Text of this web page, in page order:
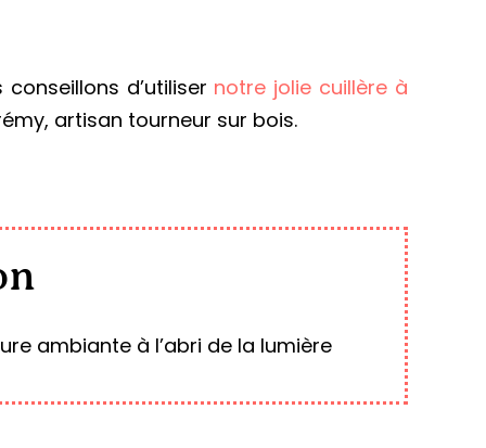
d’utiliser notre jolie cuillère à
artisan tourneur sur bois.
ambiante à l’abri de la lumière